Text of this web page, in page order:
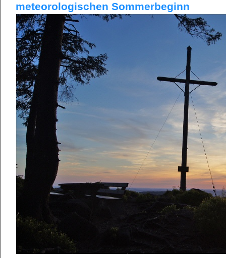
meteorologischen Sommerbeginn